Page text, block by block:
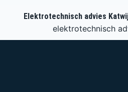
Elektrotechnisch advies
elektrotechnisch